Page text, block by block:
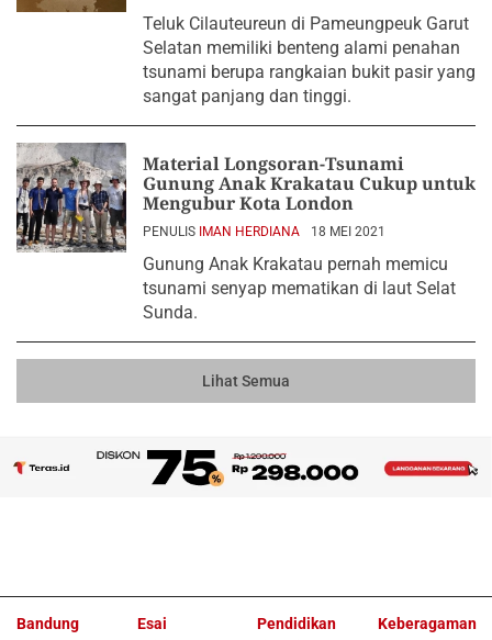
Teluk Cilauteureun di Pameungpeuk Garut
Selatan memiliki benteng alami penahan
tsunami berupa rangkaian bukit pasir yang
sangat panjang dan tinggi.
Material Longsoran-Tsunami
Gunung Anak Krakatau Cukup untuk
Mengubur Kota London
PENULIS IMAN HERDIANA 18 MEI 2021
Gunung Anak Krakatau pernah memicu
tsunami senyap mematikan di laut Selat
Sunda.
Lihat Semua
Bandung Esai Pendidikan Keberagaman